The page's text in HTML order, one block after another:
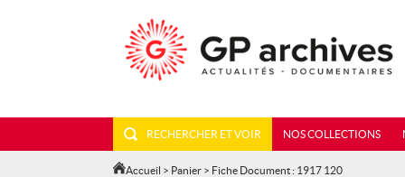
RECHERCHER ET VOIR NOS COLLECTIONS
Accueil > Panier > Fiche Document : 1917 120